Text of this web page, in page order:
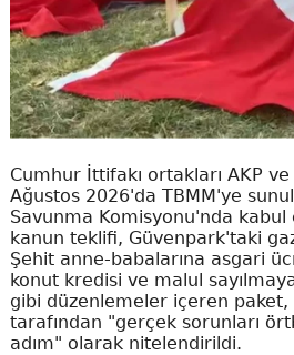
Cumhur İttifakı ortakları AKP
Ağustos 2026'da TBMM'ye
Savunma Komisyonu'nda
kanun teklifi, Güvenpark'taki
Şehit anne-babalarına asgari
konut kredisi ve malul
gibi düzenlemeler içeren paket,
tarafından "gerçek sorunları
adım" olarak nitelendirildi.